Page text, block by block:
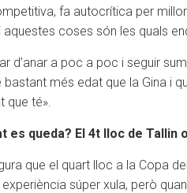
fa autocrítica per
coses són les quals
d’anar a poc a poc i seguir
més edat que la Gina i
que té».
es queda? El 4t lloc de Tallin
que el quart lloc a la Copa
experiència súper xula, però